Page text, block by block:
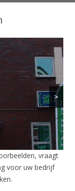
>
vraagt
voor uw bedrijf